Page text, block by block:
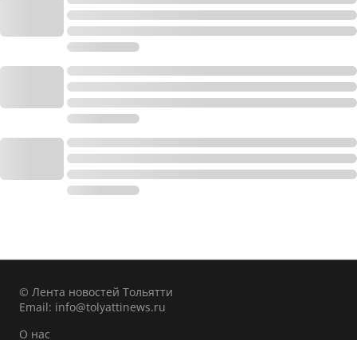
© Лента новостей Тольятти
Email: info@tolyattinews.ru
О нас